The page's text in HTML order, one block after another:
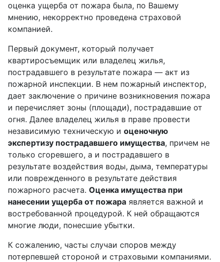
оценка ущерба от пожара была, по Вашему
мнению, некорректно проведена страховой
компанией.
Первый документ, который получает
квартиросъемщик или владелец жилья,
пострадавшего в результате пожара — акт из
пожарной инспекции. В нем пожарный инспектор,
дает заключение о причине возникновения пожара
и перечисляет зоны (площади), пострадавшие от
огня. Далее владелец жилья в праве провести
независимую техническую и оценочную
экспертизу пострадавшего имущества, причем не
только сгоревшего, а и пострадавшего в
результате воздействия воды, дыма, температуры
или поврежденного в результате действия
пожарного расчета. Оценка имущества при
нанесении ущерба от пожара является важной и
востребованной процедурой. К ней обращаются
многие люди, понесшие убытки.
К сожалению, часты случаи споров между
потерпевшей стороной и страховыми компаниями.